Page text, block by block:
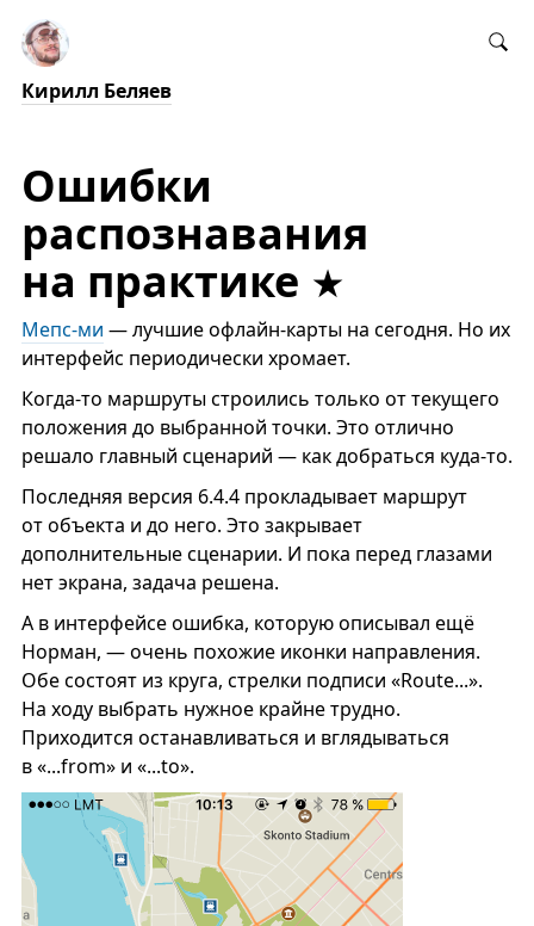
Кирилл Беляев
Ошибки
распознавания
на практике
Мепс-ми — лучшие офлайн-карты на сегодня. Но их
интерфейс периодически хромает.
Когда-то маршруты строились только от текущего
положения до выбранной точки. Это отлично
решало главный сценарий — как добраться куда-то.
Последняя версия 6.4.4 прокладывает маршрут
от объекта и до него. Это закрывает
дополнительные сценарии. И пока перед глазами
нет экрана, задача решена.
А в интерфейсе ошибка, которую описывал ещё
Норман, — очень похожие иконки направления.
Обе состоят из круга, стрелки подписи «Route...».
На ходу выбрать нужное крайне трудно.
Приходится останавливаться и вглядываться
в «...from» и «...to».